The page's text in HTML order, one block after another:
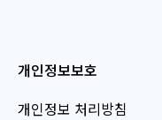
개인정보보호
개인정보 처리방침